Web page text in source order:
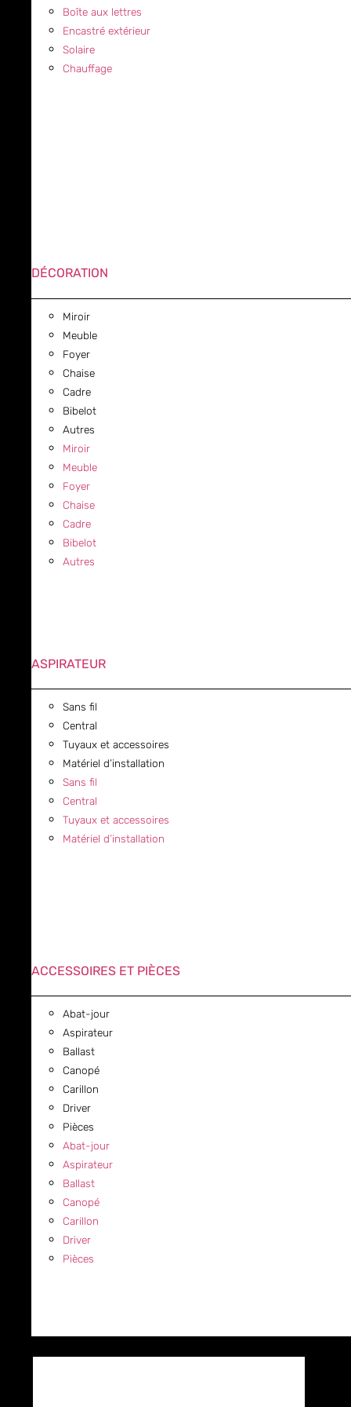
Boîte aux lettres
Encastré extérieur
Solaire
Chauffage
DÉCORATION
Miroir
Meuble
Foyer
Chaise
Cadre
Bibelot
Autres
Miroir
Meuble
Foyer
Chaise
Cadre
Bibelot
Autres
ASPIRATEUR
Sans fil
Central
Tuyaux et accessoires
Matériel d’installation
Sans fil
Central
Tuyaux et accessoires
Matériel d’installation
ACCESSOIRES ET PIÈCES
Abat-jour
Aspirateur
Ballast
Canopé
Carillon
Driver
Pièces
Abat-jour
Aspirateur
Ballast
Canopé
Carillon
Driver
Pièces